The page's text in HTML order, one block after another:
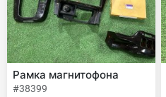
Рамка магнитофона
#38399